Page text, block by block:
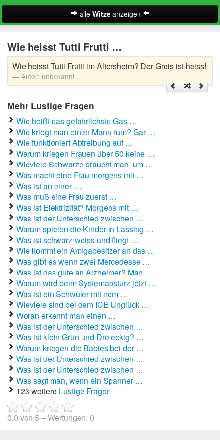
alle Witzeanzeigen
A-Klasse Witze
Akademiker Witze
Anrufbeantworter Ansagen
Antiwitze
Anwaltswitze
Arbeitswitze
Arztwitze
Autoaufkleber Sprüche
Bankerwitze
Bart Simpson Sprüche
Bauernregeln
Bauernwitze
Bayern Witze
Beamtenwitze
Bierwitze
Bill Clinton Witze
Blondinenwitze
Wie heisst Tutti Frutti …
Wie heisst Tutti Frutti im Altersheim? Der Greis ist heiss!
Autor: unbekannt
Mehr Lustige Fragen
Wie heißt das gefährlichste Gas …
Wie kriegt man einen Mann rum? Gar …
Wie funktioniert Abtreibung auf …
Warum kriegen Frauen über 50 keine …
Wieviele Schwarze braucht man, um …
Was macht eine Frau morgens mit …
Was ist an einer …
Was muß eine Frau zuerst …
Was ist Elektrizität? Morgens mit …
Was ist der Unterschied zwischen …
Warum spielen die Kinder in Lassing …
Was ist schwarz-weiss und fliegt …
Wie kommt ein Amigabesitzer an das …
Was gibt es wenn zwei Mercedesse …
Was ist das gute an Alzheimer? Man …
Warum wird beim Systemabsturz jetzt …
Was ist ein Schwuler mit nem …
Wieviele sind bei dem ICE Unglück …
Woran erkennt man einen …
Was ist der Unterschied zwischen …
Was ist klein Grün und Dreieckig? …
Warum kriegen die Babies bei der …
Was ist der Unterschied zwischen …
Was ist der Unterschied zwischen …
Was sagt man, wenn ein Spanner …
123 weitere Lustige Fragen
0.0 von 5 – Wertungen: 0